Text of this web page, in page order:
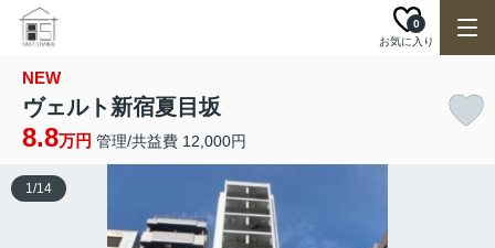
お気に入り
0
NEW
ヴェルト新宿夏目坂
8.8万円 管理/共益費 12,000円
1/14